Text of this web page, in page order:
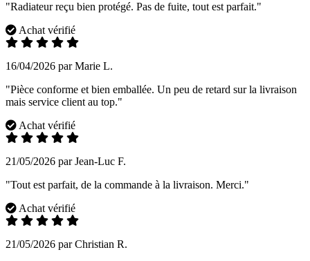
"Radiateur reçu bien protégé. Pas de fuite, tout est parfait."
Achat vérifié
16/04/2026 par Marie L.
"Pièce conforme et bien emballée. Un peu de retard sur la livraison
mais service client au top."
Achat vérifié
21/05/2026 par Jean-Luc F.
"Tout est parfait, de la commande à la livraison. Merci."
Achat vérifié
21/05/2026 par Christian R.